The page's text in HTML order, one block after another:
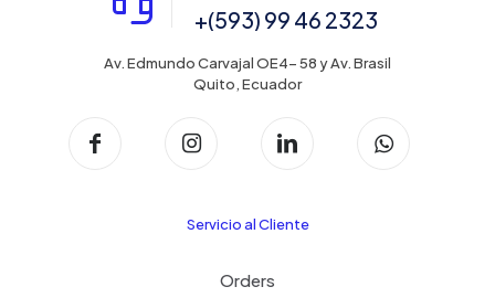
+(593) 99 46 2323
Av. Edmundo Carvajal OE4- 58 y Av. Brasil
Quito, Ecuador
Servicio al Cliente
Orders